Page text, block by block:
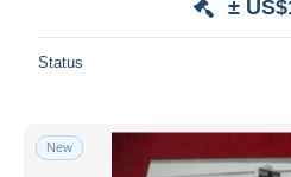
±
Status
New